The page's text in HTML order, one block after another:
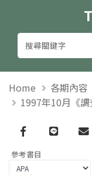
Home
各期內容
1997年10月《
Facebook
line
參考書目